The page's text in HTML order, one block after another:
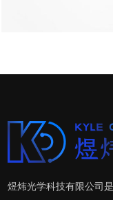
煜炜光学科技有限公司